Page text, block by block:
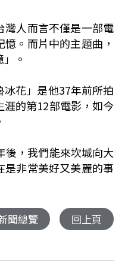
灣人而言不僅是一部電
。而片中的主題曲，
。
花」是他37年前所拍
的第12部電影，如今
後，我們能來坎城向大
是非常美好又美麗的事
聞總覽 回上頁